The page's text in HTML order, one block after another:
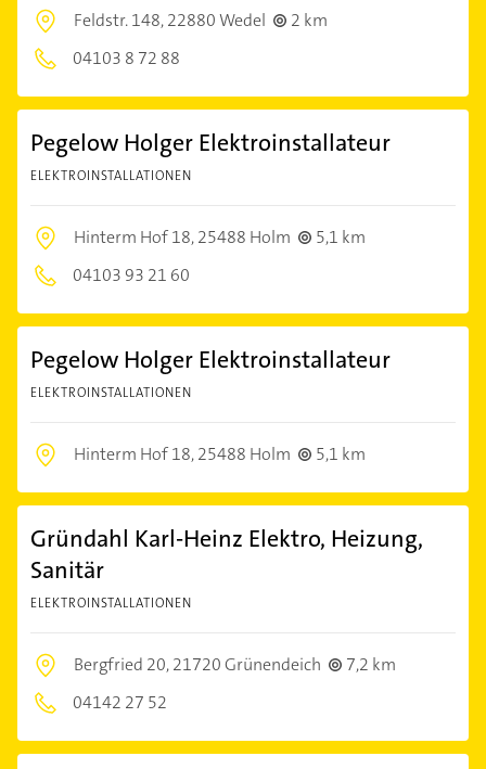
Feldstr. 148,22880 Wedel
2 km
04103 8 72 88
Pegelow Holger Elektroinstallateur
ELEKTROINSTALLATIONEN
Hinterm Hof 18,25488 Holm
5,1 km
04103 93 21 60
Pegelow Holger Elektroinstallateur
ELEKTROINSTALLATIONEN
Hinterm Hof 18,25488 Holm 5,1 km
Gründahl Karl-Heinz Elektro, Heizung,
Sanitär
ELEKTROINSTALLATIONEN
Bergfried 20,21720 Grünendeich
7,2 km
04142 27 52